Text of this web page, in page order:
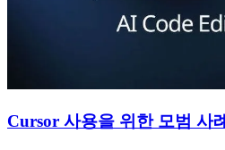
Cursor 사용을 위한 모범 사례